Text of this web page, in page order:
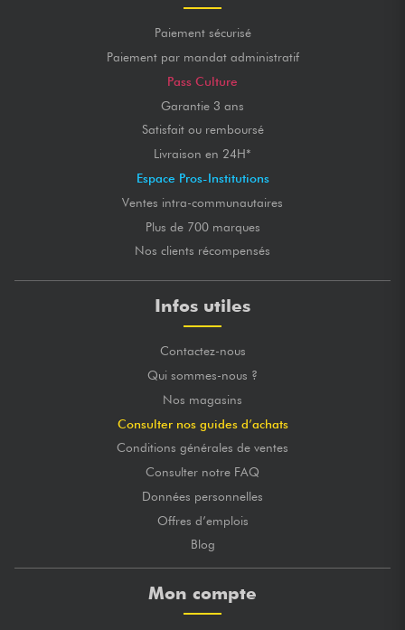
Paiement sécurisé
Paiement par mandat administratif
Pass Culture
Garantie 3 ans
Satisfait ou remboursé
Livraison en 24H*
Espace Pros-Institutions
Ventes intra-communautaires
Plus de 700 marques
Nos clients récompensés
Infos utiles
Contactez-nous
Qui sommes-nous ?
Nos magasins
Consulter nos guides d’achats
Conditions générales de ventes
Consulter notre FAQ
Données personnelles
Offres d’emplois
Blog
Mon compte